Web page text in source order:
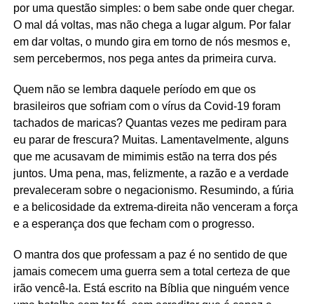
por uma questão simples: o bem sabe onde quer chegar.
O mal dá voltas, mas não chega a lugar algum. Por falar
em dar voltas, o mundo gira em torno de nós mesmos e,
sem percebermos, nos pega antes da primeira curva.
Quem não se lembra daquele período em que os
brasileiros que sofriam com o vírus da Covid-19 foram
tachados de maricas? Quantas vezes me pediram para
eu parar de frescura? Muitas. Lamentavelmente, alguns
que me acusavam de mimimis estão na terra dos pés
juntos. Uma pena, mas, felizmente, a razão e a verdade
prevaleceram sobre o negacionismo. Resumindo, a fúria
e a belicosidade da extrema-direita não venceram a força
e a esperança dos que fecham com o progresso.
O mantra dos que professam a paz é no sentido de que
jamais comecem uma guerra sem a total certeza de que
irão vencê-la. Está escrito na Bíblia que ninguém vence